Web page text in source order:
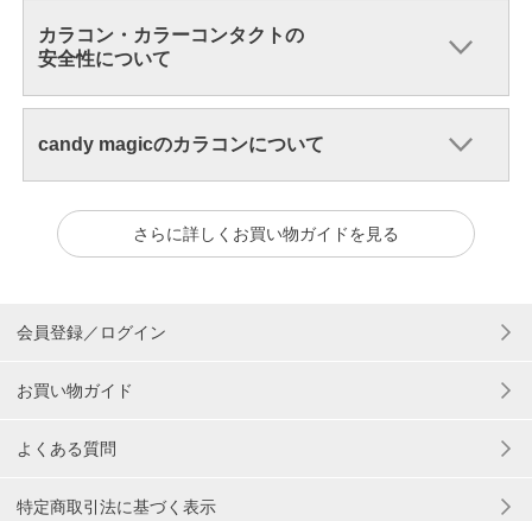
カラコン・カラーコンタクトの
安全性について
candy magicのカラコンについて
さらに詳しくお買い物ガイドを見る
会員登録／ログイン
お買い物ガイド
よくある質問
特定商取引法に基づく表示